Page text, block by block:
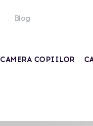
Blog
CAMERA COPIILOR